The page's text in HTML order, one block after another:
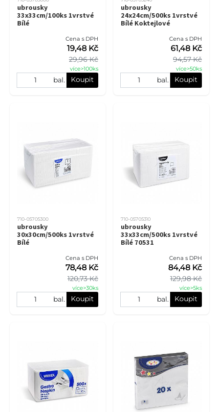
ubrousky
33x33cm/100ks 1vrstvé
Bílé
Cena s DPH
29,96 Kč
19,48 Kč
více>100ks
bal. Koupit
ubrousky
24x24cm/500ks 1vrstvé
Bílé Koktejlové
Cena s DPH
94,57 Kč
61,48 Kč
více>50ks
bal. Koupit
710-05705300
ubrousky
30x30cm/500ks 1vrstvé
Bílé
Cena s DPH
120,73 Kč
78,48 Kč
více>30ks
bal. Koupit
710-05705310
ubrousky
33x33cm/500ks 1vrstvé
Bílé 70531
Cena s DPH
129,98 Kč
84,48 Kč
více>5ks
bal. Koupit